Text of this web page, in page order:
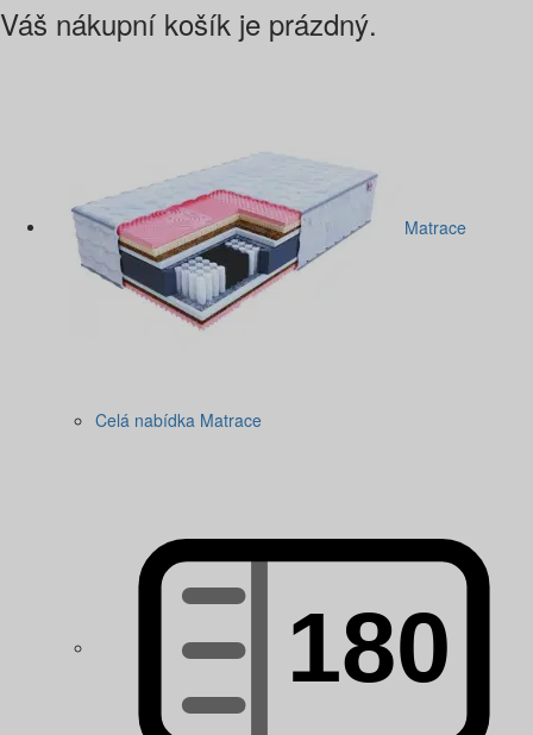
Váš nákupní košík je prázdný.
Matrace
Celá nabídka Matrace